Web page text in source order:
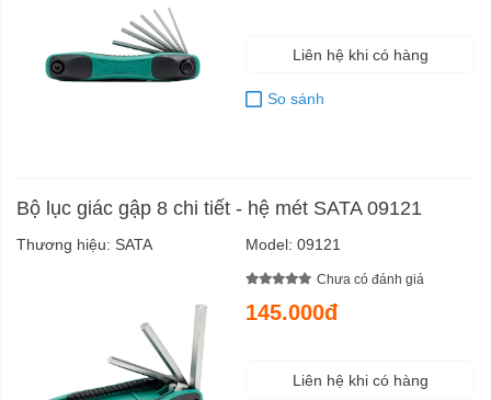
Liên hệ khi có hàng
So sánh
Bộ lục giác gập 8 chi tiết - hệ mét SATA 09121
Thương hiệu: SATA Model: 09121
Chưa có đánh giá
145.000đ
Liên hệ khi có hàng